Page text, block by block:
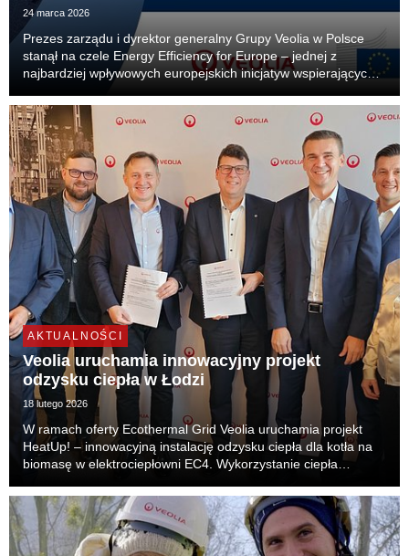
24 marca 2026
Prezes zarządu i dyrektor generalny Grupy Veolia w Polsce
stanął na czele Energy Efficiency for Europe – jednej z
najbardziej wpływowych europejskich inicjatyw wspierających
menedżer z Polski obejmuje funkcję lidera...
AKTUALNOŚCI
Veolia uruchamia innowacyjny projekt
odzysku ciepła w Łodzi
18 lutego 2026
W ramach oferty Ecothermal Grid Veolia uruchamia projekt
HeatUp! – innowacyjną instalację odzysku ciepła dla kotła na
biomasę w elektrociepłowni EC4. Wykorzystanie ciepła
osiągnięcia neutralności klimatycznej. Zwiększ...